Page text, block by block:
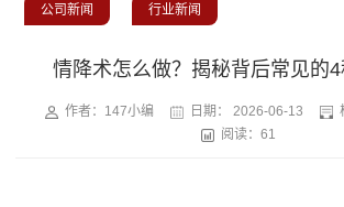
公司新闻 行业新闻
情降术怎么做？揭秘背后常见的
作者：147小编 日期： 2026-06-13
阅读：61